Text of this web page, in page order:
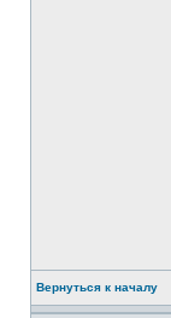
Вернуться к началу